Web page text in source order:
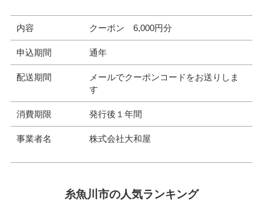
内容 クーポン 6,000円分
申込期間 通年
配送期間
メールでクーポンコードをお送りしま
す
消費期限 発行後１年間
事業者名 株式会社大和屋
糸魚川市の人気ランキング